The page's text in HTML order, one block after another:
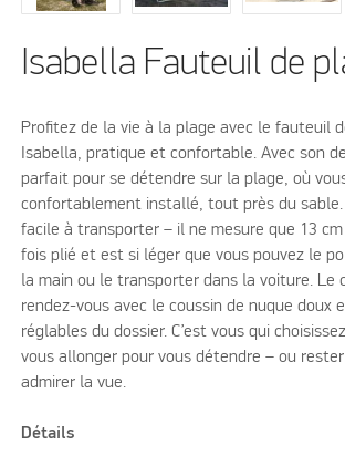
Isabella Fauteuil de
Profitez de la vie à la plage avec le fauteuil
Isabella, pratique et confortable. Avec son
parfait pour se détendre sur la plage, où
confortablement installé, tout près du
facile à transporter – il ne mesure que 13
fois plié et est si léger que vous pouvez le
la main ou le transporter dans la voiture. Le
rendez-vous avec le coussin de nuque doux
réglables du dossier. C’est vous qui
vous allonger pour vous détendre – ou
admirer la vue.
Détails